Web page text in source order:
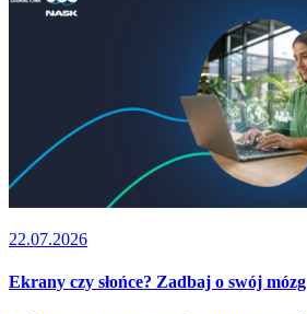
22.07.2026
Ekrany czy słońce? Zadbaj o swój mózg